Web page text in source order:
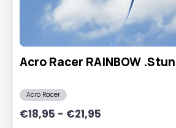
Acro Racer RAINBOW
Acro Racer
€18,95 - €21,95Prijsklasse: